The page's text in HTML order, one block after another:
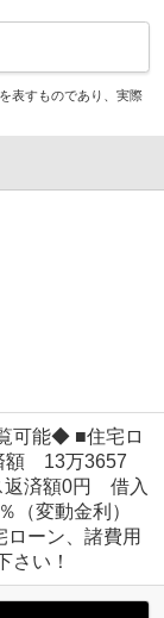
表すものであり、実際
可能◆ ■住宅ロ
額 13万3657
済額0円 借入
（変動金利）
ーン、諸費用
さい！